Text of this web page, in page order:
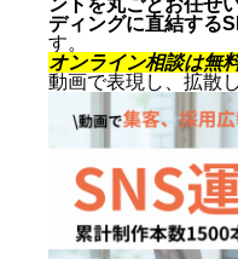
ディングに直結する
す。
オンライン相談は無
動画で表現し、拡散